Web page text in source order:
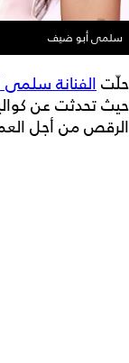
سلمى أبو ضيف
حلّتالفنانة
حيث تحدثت عن
الرقص من أجل